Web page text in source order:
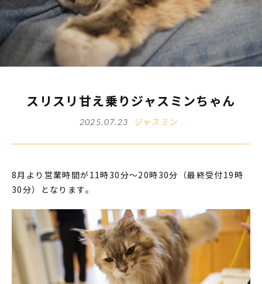
スリスリ甘え乗りジャスミンちゃん
2025.07.23 ジャスミン
8月より営業時間が11時30分～20時30分（最終受付19時
30分）となります。